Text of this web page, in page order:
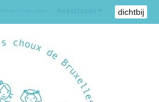
Inloggen
dichtbij